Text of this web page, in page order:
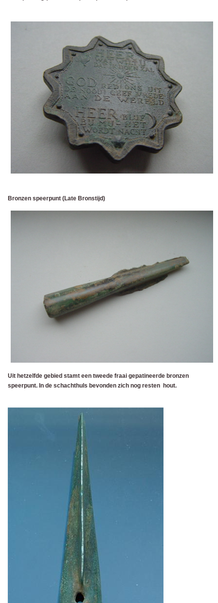
Bronzen speerpunt (Late Bronstijd)
Uit hetzelfde gebied stamt een tweede fraai gepatineerde bronzen
speerpunt. In de schachthuls bevonden zich nog resten hout.